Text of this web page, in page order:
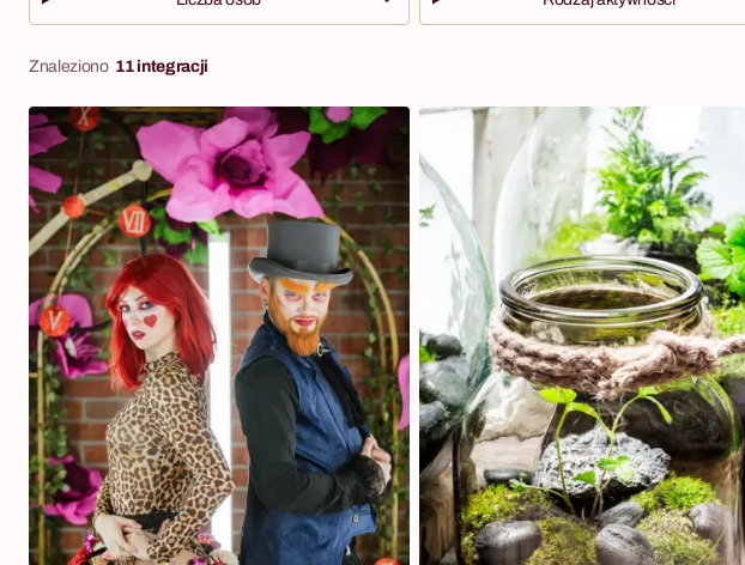
Znaleziono 11 integracji